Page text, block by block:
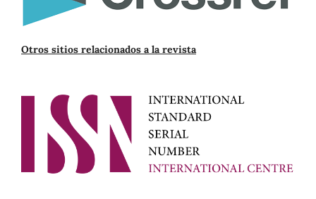
Otros sitios relacionados a la revista